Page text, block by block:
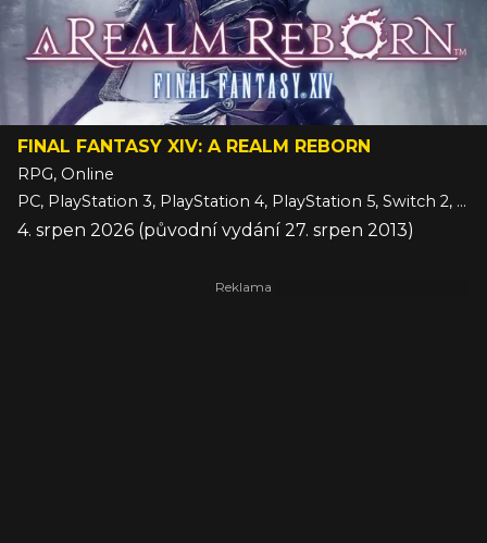
FINAL FANTASY XIV: A REALM REBORN
RPG, Online
PC, PlayStation 3, PlayStation 4, PlayStation 5, Switch 2, Xbox Series
4. srpen 2026 (původní vydání 27. srpen 2013)